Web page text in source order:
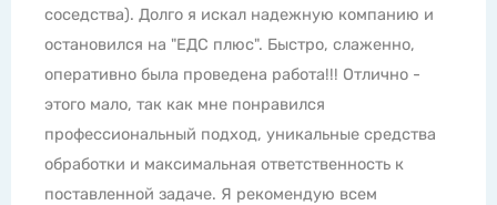
Долго я искал надежную компанию и
на "ЕДС плюс". Быстро, слаженно,
была проведена работа!!! Отлично -
так как мне понравился
подход, уникальные средства
максимальная ответственность к
задаче. Я рекомендую всем
даже не
проблемой
услугами